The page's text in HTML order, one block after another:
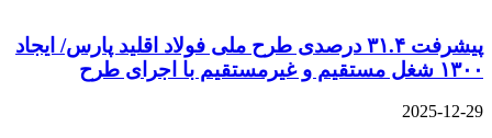
پیشرفت ۳۱.۴ درصدی طرح ملی فولاد اقلید پارس/ ایجاد
۱۳۰۰ شغل مستقیم و غیرمستقیم با اجرای طرح
2025-12-29